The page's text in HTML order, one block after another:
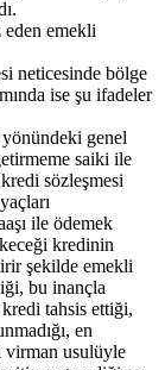
emekli
neticesinde bölge
ise şu ifadeler
yönündeki genel
saiki ile
sözleşmesi
ile ödemek
kredinin
şekilde emekli
bu inançla
tahsis ettiği,
en
virman usulüyle